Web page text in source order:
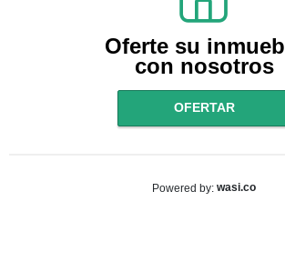
Oferte su
con nosotros
OFERTAR
Powered by: wasi.co